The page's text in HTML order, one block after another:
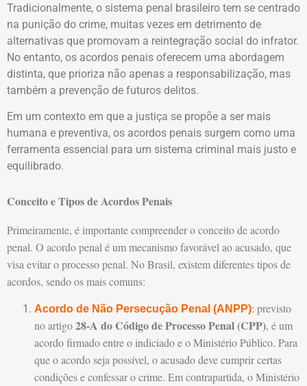
Tradicionalmente, o sistema penal brasileiro tem se centrado
na punição do crime, muitas vezes em detrimento de
alternativas que promovam a reintegração social do infrator.
No entanto, os acordos penais oferecem uma abordagem
distinta, que prioriza não apenas a responsabilização, mas
também a prevenção de futuros delitos.
Em um contexto em que a justiça se propõe a ser mais
humana e preventiva, os acordos penais surgem como uma
ferramenta essencial para um sistema criminal mais justo e
equilibrado.
Conceito e Tipos de Acordos Penais
Primeiramente, é importante compreender o conceito de acordo
penal. O acordo penal é um mecanismo favorável ao acusado, que
visa evitar o processo penal. No Brasil, existem diferentes tipos de
acordos, sendo os mais comuns:
Acordo de Não Persecução Penal (ANPP): previsto
no artigo28-A do Código de Processo Penal (CPP), é um
acordo firmado entre o indiciado e o Ministério Público. Para
que o acordo seja possível, o acusado deve cumprir certas
condições e confessar o crime. Em contrapartida, o Ministério